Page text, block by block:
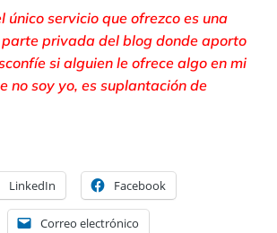
único servicio que ofrezco es una
privada del blog donde aporto
si alguien le ofrece algo en mi
no soy yo, es suplantación de
LinkedIn Facebook
Correo electrónico